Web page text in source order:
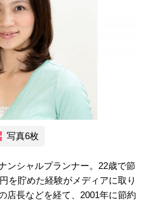
写真6枚
ンシャルプランナー。22歳で節
を貯めた経験がメディアに取り
店長などを経て、2001年に節約